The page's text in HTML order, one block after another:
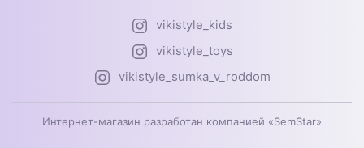
vikistyle_kids
vikistyle_toys
vikistyle_sumka_v_roddom
Интернет-магазин разработан компанией «SemStar»